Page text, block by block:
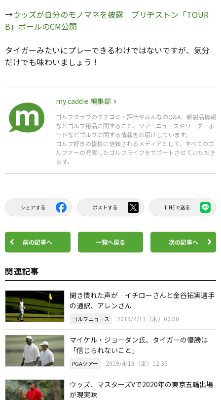
→ウッズが自分のモノマネを披露 ブリヂストン「TOUR
B」ボールのCM公開
タイガーみたいにプレーできるわけではないですが、気分
だけでも味わいましょう！
my caddie 編集部
ゴルフクラブのクチコミ・評価やみんなのQ&A、新製品情報
などゴルフ用品に関すること、ツアーニュースやリーダーボ
ードなどゴルフに関する情報をお届けしています。
ゴルフ好きの皆様に信頼されるメディアとして、すべてのゴ
ルファーの充実したゴルフライフをサポートさせていただき
ます。
シェアする ポストする LINEで送る
前の記事へ 一覧へ戻る 次の記事へ
関連記事
聞き慣れた声が イチローさんと金谷拓実選手
の通訳、アレンさん
ゴルフニュース 2019/4/11（木）00:00
マイケル・ジョーダン氏、タイガーの優勝は
「信じられないこと」
PGAツアー 2019/4/19（金）12:35
ウッズ、マスターズVで2020年の東京五輪出場
が現実味